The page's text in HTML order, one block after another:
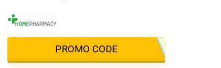
PROMO CODE